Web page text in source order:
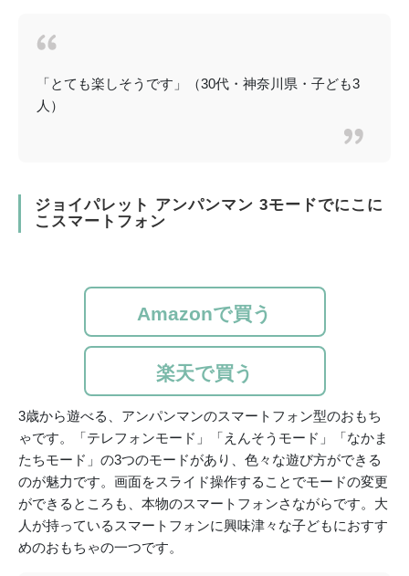
「とても楽しそうです」（30代・神奈川県・子ども3
人）
ジョイパレット アンパンマン 3モードでにこに
こスマートフォン
Amazonで買う
楽天で買う
3歳から遊べる、アンパンマンのスマートフォン型のおもち
ゃです。「テレフォンモード」「えんそうモード」「なかま
たちモード」の3つのモードがあり、色々な遊び方ができる
のが魅力です。画面をスライド操作することでモードの変更
ができるところも、本物のスマートフォンさながらです。大
人が持っているスマートフォンに興味津々な子どもにおすす
めのおもちゃの一つです。